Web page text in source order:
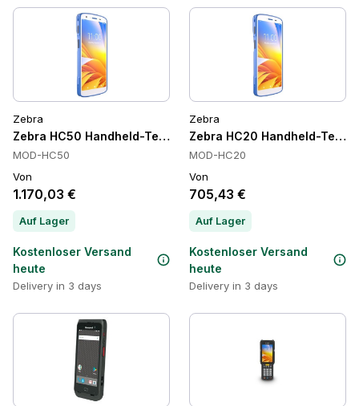
Zebra
Zebra HC50 Handheld-Terminals
MOD-HC50
Von
1.170,03 €
Auf Lager
Kostenloser Versand
heute
Delivery in 3 days
Zebra
Zebra HC20 Handheld-
MOD-HC20
Von
705,43 €
Auf Lager
Kostenloser Versand
heute
Delivery in 3 days